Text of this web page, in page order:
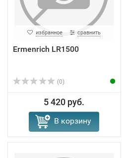
избранное сравнить
Ermenrich LR1500
(0)
5 420 руб.
В корзину